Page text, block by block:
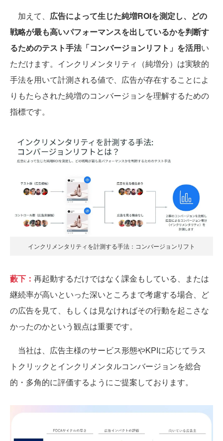
加えて、 広告によって⽣じた純増ROIを測定し、どの
戦略が最も⾼いパフォーマンスを出しているかを判断す
るためのテスト⼿法「コンバージョンリフト」を活用い
ただけます。インクリメンタリティ（純増分）は実験的
⼿法を⽤いて計測される値で、広告が存在することによ
りもたらされた純増のコンバージョンを理解するための
指標です。
インクリメンタリティを計測する手法：コンバージョンリフト
藪下： 再起動するだけではなく課金もしている、または
継続率が高いといった深いところまで考慮する場合、ど
の広告を見て、もしくは見なければその行動を起こさな
かったのかという観点は重要です。
当社は、広告主様のサービス形態やKPIに応じてラス
トクリックとインクリメンタルコンバージョンを総合
的・多角的に評価するようにご提案しております。